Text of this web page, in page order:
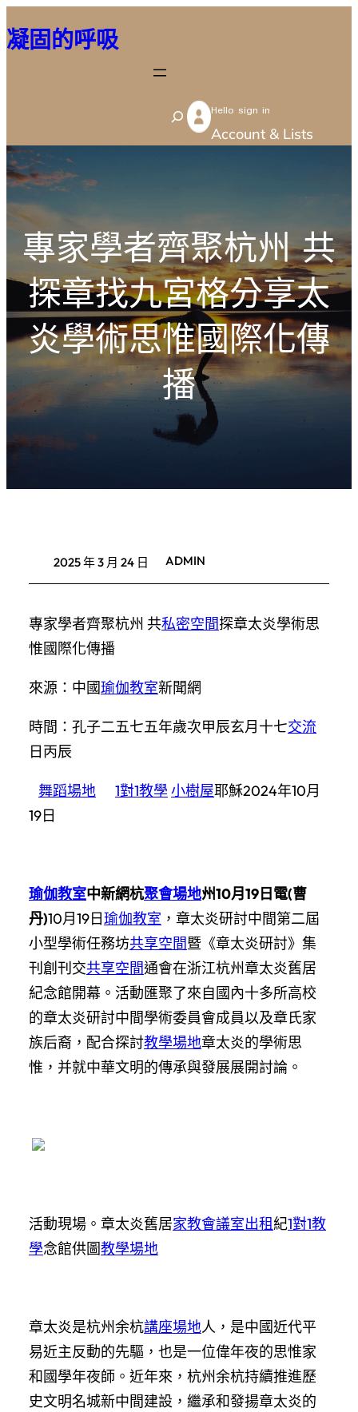
至
容
凝固的呼吸
S
e
h
Hello sign in
Account & Lists
專家學者齊聚杭州 共
探章找九宮格分享太
炎學術思惟國際化傳
播
2025 年 3 月 24 日 ADMIN
專家學者齊聚杭州 共私密空間探章太炎學術思
惟國際化傳播
來源：中國瑜伽教室新聞網
時間：孔子二五七五年歲次甲辰玄月十七交流
日丙辰
舞蹈場地 1對1教學 小樹屋耶穌2024年10月
19日
瑜伽教室中新網杭聚會場地州10月19日電(曹
丹)10月19日瑜伽教室 ，章太炎研討中間第二屆
小型學術任務坊共享空間暨《章太炎研討》集
刊創刊交共享空間通會在浙江杭州章太炎舊居
紀念館開幕。活動匯聚了來自國內十多所高校
的章太炎研討中間學術委員會成員以及章氏家
族后裔，配合探討教學場地章太炎的學術思
惟，并就中華文明的傳承與發展展開討論。
活動現場。章太炎舊居家教會議室出租紀1對1教
學念館供圖教學場地
章太炎是杭州余杭講座場地人，是中國近代平
易近主反動的先驅，也是一位偉年夜的思惟家
和國學年夜師。近年來，杭州余杭持續推進歷
史文明名城新中間建設，繼承和發揚章太炎的